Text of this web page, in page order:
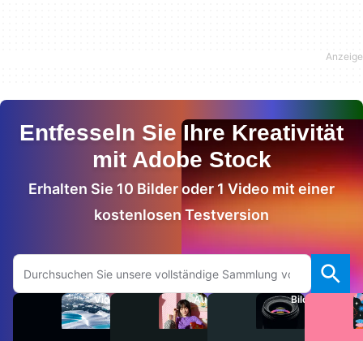
Entfesseln Sie Ihre Kreativität
mit Adobe Stock
Erhalten Sie 10 Bilder oder 1 Video mit einer
kostenlosen Testversion
Auf Adobe.com suchen
Videos Audio Bilder